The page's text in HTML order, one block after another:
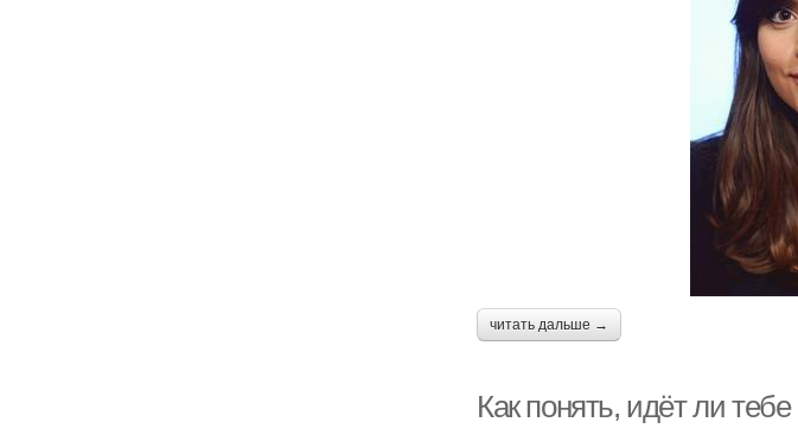
читать дальше →
Как понять, идёт ли